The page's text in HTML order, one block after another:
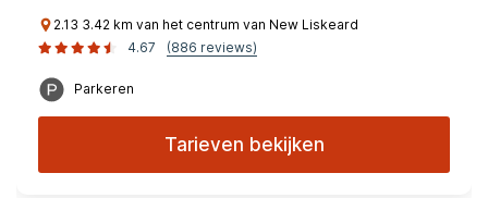
2.13 3.42 km van het centrum van New Liskeard
4.67
(886 reviews)
Parkeren
Tarieven bekijken